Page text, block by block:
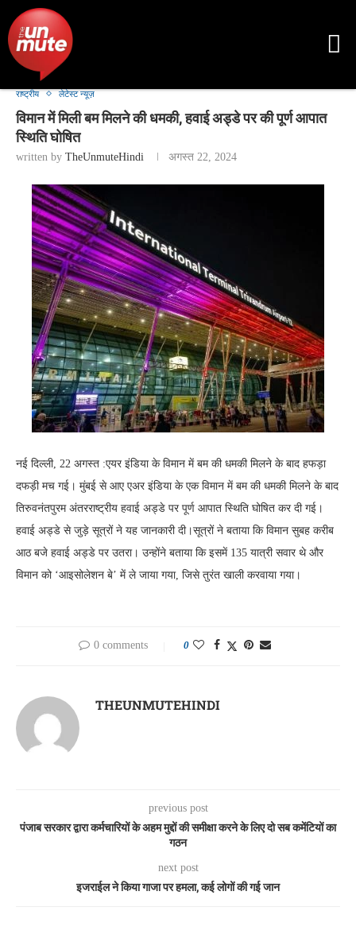
राष्ट्रीय लेटेस्ट न्यूज़
विमान में मिली बम मिलने की धमकी, हवाई अड्डे पर की पूर्ण आपात
स्थिति घोषित
written by TheUnmuteHindi अगस्त 22, 2024
नई दिल्ली, 22 अगस्त :एयर इंडिया के विमान में बम की धमकी मिलने के बाद हफड़ा
दफड़ी मच गई। मुंबई से आए एअर इंडिया के एक विमान में बम की धमकी मिलने के बाद
तिरुवनंतपुरम अंतरराष्ट्रीय हवाई अड्डे पर पूर्ण आपात स्थिति घोषित कर दी गई।
हवाई अड्डे से जुड़े सूत्रों ने यह जानकारी दी।सूत्रों ने बताया कि विमान सुबह करीब
आठ बजे हवाई अड्डे पर उतरा। उन्होंने बताया कि इसमें 135 यात्री सवार थे और
विमान को ‘आइसोलेशन बे’ में ले जाया गया, जिसे तुरंत खाली करवाया गया।
0 comments 0
THEUNMUTEHINDI
previous post
पंजाब सरकार द्वारा कर्मचारियों के अहम मुद्दों की समीक्षा करने के लिए दो सब कमेंटियों का
गठन
next post
इजराईल ने किया गाजा पर हमला, कई लोगों की गई जान